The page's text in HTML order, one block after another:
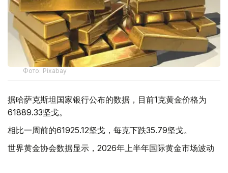
Фото: Pixabay
据哈萨克斯坦国家银行公布的数据，目前1克黄金价格为
61889.33坚戈。
相比一周前的61925.12坚戈，每克下跌35.79坚戈。
世界黄金协会数据显示，2026年上半年国际黄金市场波动